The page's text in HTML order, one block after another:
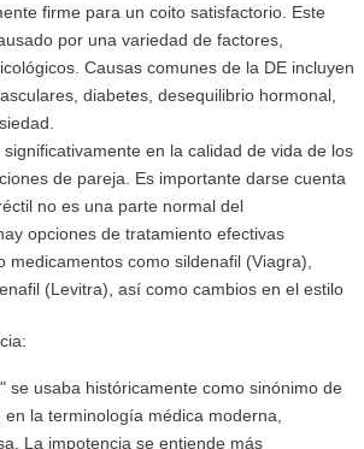
firme para un coito satisfactorio. Este
por una variedad de factores,
Causas comunes de la DE incluyen
diabetes, desequilibrio hormonal,
en la calidad de vida de los
de pareja. Es importante darse cuenta
no es una parte normal del
opciones de tratamiento efectivas
medicamentos como sildenafil (Viagra),
(Levitra), así como cambios en el estilo
se usaba históricamente como sinónimo de
la terminología médica moderna,
La impotencia se entiende más